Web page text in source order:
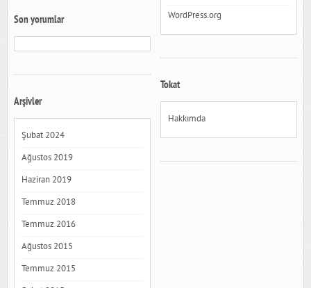
Son yorumlar
Arşivler
Şubat 2024
Ağustos 2019
Haziran 2019
Temmuz 2018
Temmuz 2016
Ağustos 2015
Temmuz 2015
WordPress.org
Tokat
Hakkımda